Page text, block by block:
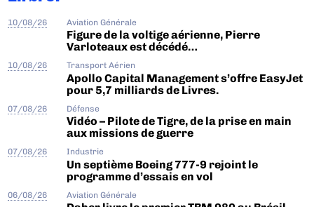
10/08/26 Aviation Générale
Figure de la voltige aérienne, Pierre
Varloteaux est décédé…
10/08/26 Transport Aérien
Apollo Capital Management s’offre EasyJet
pour 5,7 milliards de Livres.
07/08/26 Défense
Vidéo – Pilote de Tigre, de la prise en main
aux missions de guerre
07/08/26 Industrie
Un septième Boeing 777-9 rejoint le
programme d’essais en vol
06/08/26 Aviation Générale